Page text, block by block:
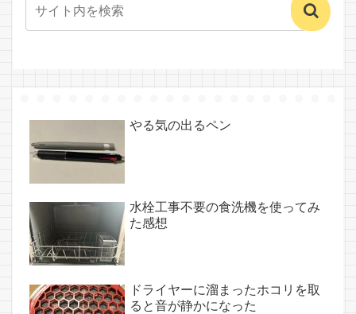
やる気の出るペン
水栓工事不要の食洗機を使ってみ
た感想
ドライヤーに溜まったホコリを取
ると音が静かになった